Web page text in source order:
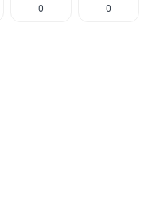
0 0